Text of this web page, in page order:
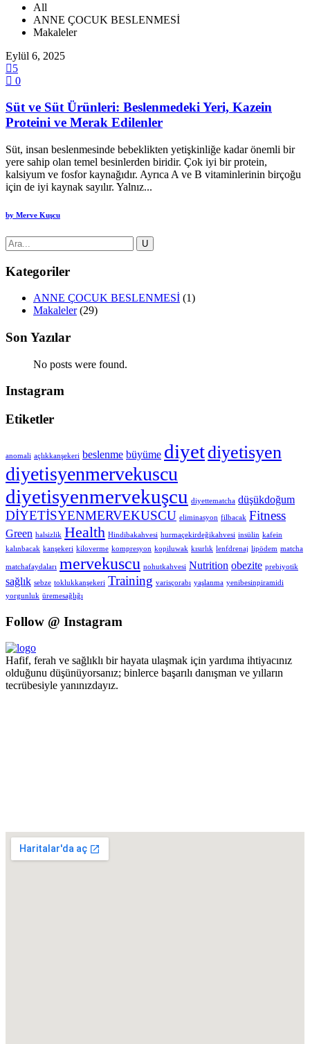
All
ANNE ÇOCUK BESLENMESİ
Makaleler
Eylül 6, 2025
5
0
Süt ve Süt Ürünleri: Beslenmedeki Yeri, Kazein
Proteini ve Merak Edilenler
Süt, insan beslenmesinde bebeklikten yetişkinliğe kadar önemli bir
yere sahip olan temel besinlerden biridir. Çok iyi bir protein,
kalsiyum ve fosfor kaynağıdır. Ayrıca A ve B vitaminlerinin birçoğu
için de iyi kaynak sayılır. Yalnız...
by Merve Kuşcu
Kategoriler
ANNE ÇOCUK BESLENMESİ (1)
Makaleler(29)
Son Yazılar
No posts were found.
Instagram
Etiketler
anomali açlıkkanşekeri beslenme büyüme diyetdiyetisyen
diyetisyenmervekuscu
diyetisyenmervekuşcu diyettematcha düşükdoğum
DİYETİSYENMERVEKUSCU eliminasyon filbacak Fitness
Green halsizlik Health Hindibakahvesi hurmaçekirdeğikahvesi insülin kafein
kalınbacak kanşekeri kiloverme kompresyon kopiluwak kısırlık lenfdrenaj lipödem matcha
matchafaydaları mervekuscu nohutkahvesi Nutrition obezite prebiyotik
sağlık sebze toklukkanşekeri Training varisçorabı yaşlanma yenibesinpiramidi
yorgunluk üremesağlığı
Follow @ Instagram
Hafif, ferah ve sağlıklı bir hayata ulaşmak için yardıma ihtiyacınız
olduğunu düşünüyorsanız; binlerce başarılı danışman ve yılların
tecrübesiyle yanınızdayız.